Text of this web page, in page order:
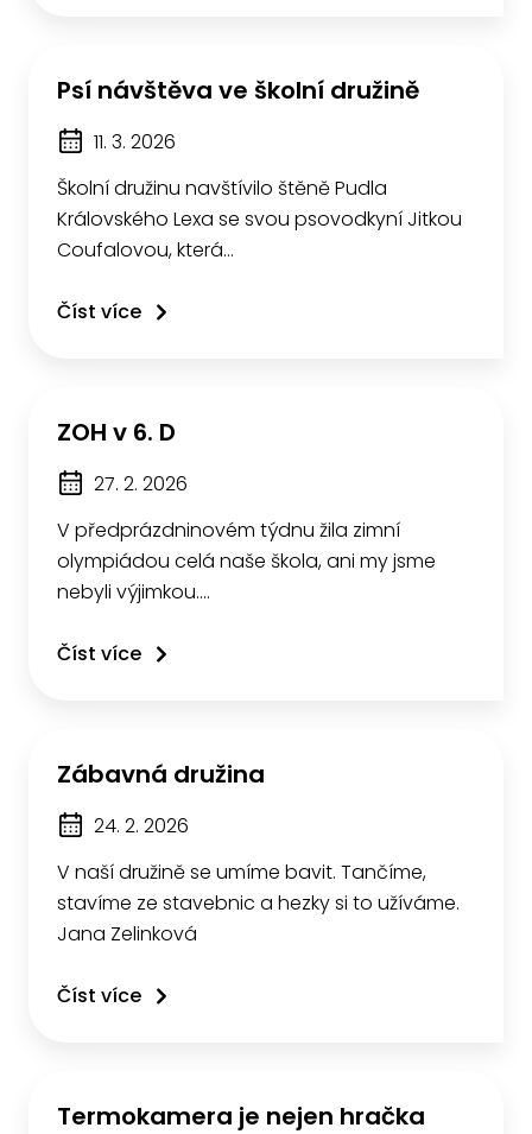
Psí návštěva ve školní družině
11. 3. 2026
Školní družinu navštívilo štěně Pudla
Královského Lexa se svou psovodkyní Jitkou
Coufalovou, která…
Číst více
ZOH v 6. D
27. 2. 2026
V předprázdninovém týdnu žila zimní
olympiádou celá naše škola, ani my jsme
nebyli výjimkou.…
Číst více
Zábavná družina
24. 2. 2026
V naší družině se umíme bavit. Tančíme,
stavíme ze stavebnic a hezky si to užíváme.
Jana Zelinková
Číst více
Termokamera je nejen hračka